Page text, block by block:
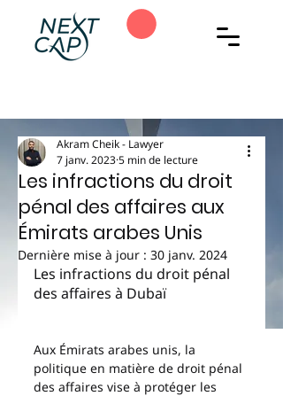
Les infractions du droit
pénal des affaires aux
Émirats arabes Unis
Akram Cheik - Lawyer
7 janv. 20235 min de lecture
Dernière mise à jour : 30 janv. 2024
Les infractions du droit pénal
des affaires à Dubaï
Aux Émirats arabes unis, la
politique en matière de droit pénal
des affaires vise à protéger les